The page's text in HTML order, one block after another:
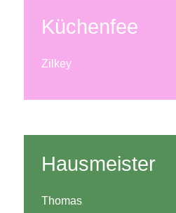
Küchenfee
Zilkey
Hausmeister
Thomas